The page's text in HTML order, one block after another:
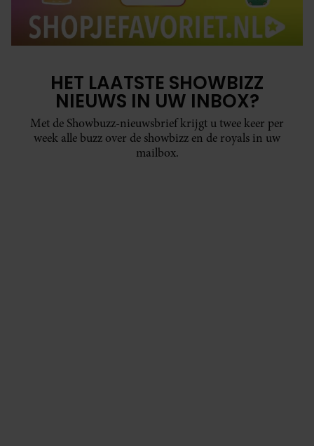
HET LAATSTE SHOWBIZZ
NIEUWS IN UW INBOX?
Met de Showbuzz-nieuwsbrief krijgt u twee keer per
week alle buzz over de showbizz en de royals in uw
mailbox.